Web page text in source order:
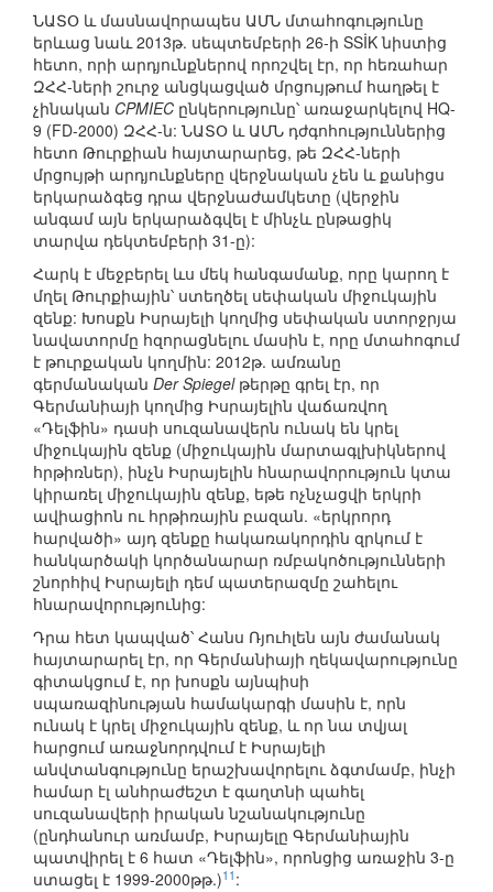
ՆԱՏՕ և մասնավորապես ԱՄՆ մտահոգությունը
երևաց նաև 2013թ. սեպտեմբերի 26-ի SSİK նիստից
հետո, որի արդյունքներով որոշվել էր, որ հեռահար
ԶՀՀ-ների շուրջ անցկացված մրցույթում հաղթել է
չինական CPMIEC ընկերությունը՝ առաջարկելով HQ-
9 (FD-2000) ԶՀՀ-ն: ՆԱՏՕ և ԱՄՆ դժգոհություններից
հետո Թուրքիան հայտարարեց, թե ԶՀՀ-ների
մրցույթի արդյունքները վերջնական չեն և քանիցս
երկարաձգեց դրա վերջնաժամկետը (վերջին
անգամ այն երկարաձգվել է մինչև ընթացիկ
տարվա դեկտեմբերի 31-ը):
Հարկ է մեջբերել ևս մեկ հանգամանք, որը կարող է
մղել Թուրքիային՝ ստեղծել սեփական միջուկային
զենք: Խոսքն Իսրայելի կողմից սեփական ստորջրյա
նավատորմը հզորացնելու մասին է, որը մտահոգում
է թուրքական կողմին: 2012թ. ամռանը
գերմանական Der Spiegelթերթը գրել էր, որ
Գերմանիայի կողմից Իսրայելին վաճառվող
«Դելֆին» դասի սուզանավերն ունակ են կրել
միջուկային զենք (միջուկային մարտագլխիկներով
հրթիռներ), ինչն Իսրայելին հնարավորություն կտա
կիրառել միջուկային զենք, եթե ոչնչացվի երկրի
ավիացիոն ու հրթիռային բազան. «երկրորդ
հարվածի» այդ զենքը հակառակորդին զրկում է
հանկարծակի կործանարար ռմբակոծությունների
շնորհիվ Իսրայելի դեմ պատերազմը շահելու
հնարավորությունից:
Դրա հետ կապված՝ Հանս Ռյուհլեն այն ժամանակ
հայտարարել էր, որ Գերմանիայի ղեկավարությունը
գիտակցում է, որ խոսքն այնպիսի
սպառազինության համակարգի մասին է, որն
ունակ է կրել միջուկային զենք, և որ նա տվյալ
հարցում առաջնորդվում է Իսրայելի
անվտանգությունը երաշխավորելու ձգտմամբ, ինչի
համար էլ անհրաժեշտ է գաղտնի պահել
սուզանավերի իրական նշանակությունը
(ընդհանուր առմամբ, Իսրայելը Գերմանիային
պատվիրել է 6 հատ «Դելֆին», որոնցից առաջին 3-ը
ստացել է 1999-2000թթ.)11 :